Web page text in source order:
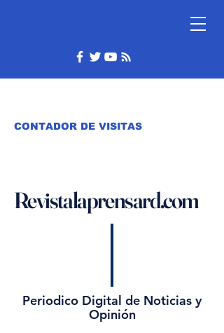
CONTADOR DE VISITAS
Revistalaprensard.com
Periodico Digital de Noticias y
Opinión